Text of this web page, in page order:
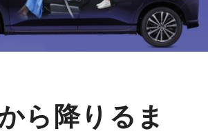
ら降りるま